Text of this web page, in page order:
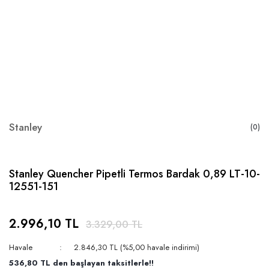
Stanley (0)
Stanley Quencher Pipetli Termos Bardak 0,89 LT-10-
12551-151
2.996,10 TL 3.329,00 TL
Havale
2.846,30 TL (%5,00 havale indirimi)
536,80 TL den başlayan taksitlerle!!